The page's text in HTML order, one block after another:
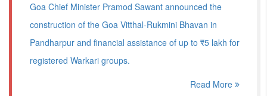
Goa Chief Minister Pramod Sawant announced the
construction of the Goa Vitthal-Rukmini Bhavan in
Pandharpur and financial assistance of up to ₹5 lakh for
registered Warkari groups.
Read More